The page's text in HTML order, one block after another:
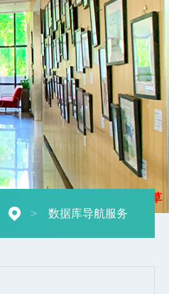
摄影：秋草
> 数据库导航服务